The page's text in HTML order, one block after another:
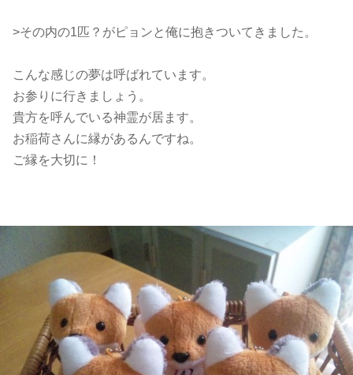
>その内の1匹？がピョンと俺に抱きついてきました。
こんな感じの夢は呼ばれています。
お参りに行きましょう。
貴方を呼んでいる神霊が居ます。
お稲荷さんに縁があるんですね。
ご縁を大切に！